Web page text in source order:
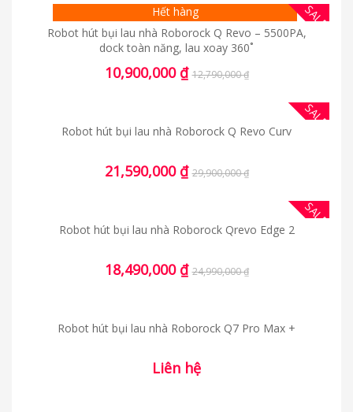
SALE
Hết hàng
Robot hút bụi lau nhà Roborock Q Revo – 5500PA,
dock toàn năng, lau xoay 360˚
10,900,000 ₫ 12,790,000₫
SALE
Robot hút bụi lau nhà Roborock Q Revo Curv
21,590,000 ₫ 29,900,000₫
SALE
Robot hút bụi lau nhà Roborock Qrevo Edge 2
18,490,000 ₫ 24,990,000₫
Robot hút bụi lau nhà Roborock Q7 Pro Max +
Liên hệ